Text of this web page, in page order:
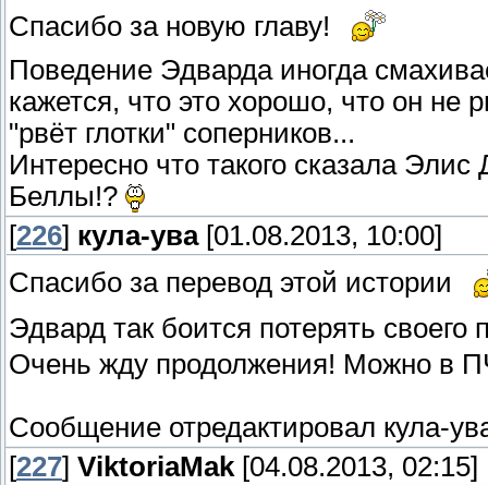
Спасибо за новую главу!
Поведение Эдварда иногда
кажется, что это хорошо, что он не
"рвёт глотки" соперников...
Интересно что такого сказала
Беллы!?
[226] кула-ува[01.08.2013, 10:00]
Спасибо за перевод этой истории
Эдвард так боится потерять своего
Очень жду продолжения! Можно в
Сообщение отредактировал кула-
[227] ViktoriaMak [04.08.2013, 02:15]